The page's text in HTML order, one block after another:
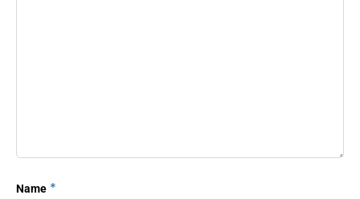
Name *